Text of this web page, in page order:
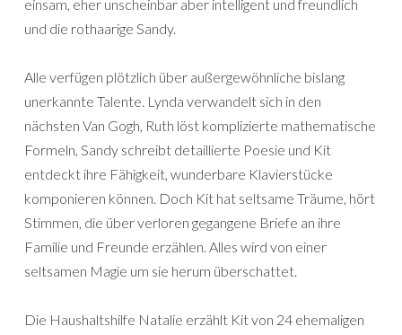
einsam, eher unscheinbar aber intelligent und freundlich
und die rothaarige Sandy.
Alle verfügen plötzlich über außergewöhnliche bislang
unerkannte Talente. Lynda verwandelt sich in den
nächsten Van Gogh, Ruth löst komplizierte mathematische
Formeln, Sandy schreibt detaillierte Poesie und Kit
entdeckt ihre Fähigkeit, wunderbare Klavierstücke
komponieren können. Doch Kit hat seltsame Träume, hört
Stimmen, die über verloren gegangene Briefe an ihre
Familie und Freunde erzählen. Alles wird von einer
seltsamen Magie um sie herum überschattet.
Die Haushaltshilfe Natalie erzählt Kit von 24 ehemaligen